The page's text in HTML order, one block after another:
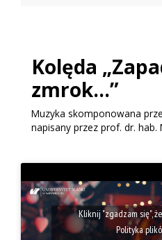
Kolęda
zmrok…”
Muzyka skomponowana
napisany przez prof. dr. hab.
Kliknij "zgadzam się",
Polityka